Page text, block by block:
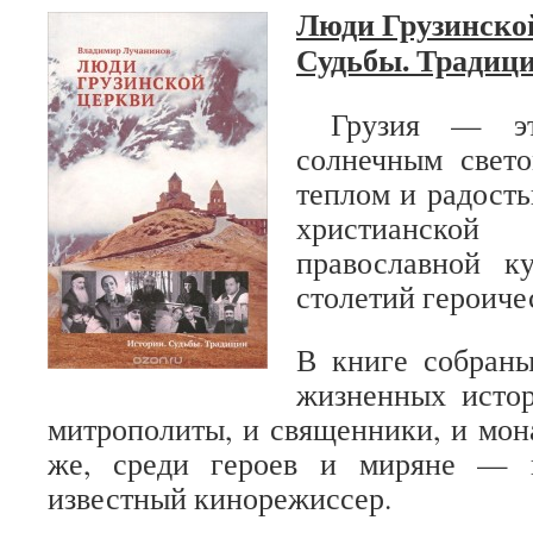
Люди
Судьбы.
Грузия —
солнечным
теплом и
православной
столетий
В книге
жизненных
митрополиты, и священники, и
же, среди героев и миряне —
известный кинорежиссер.